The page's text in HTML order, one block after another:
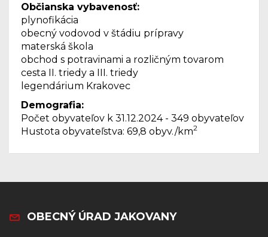
Občianska vybavenosť:
plynofikácia
obecný vodovod v štádiu prípravy
materská škola
obchod s potravinami a rozličným tovarom
cesta II. triedy a III. triedy
legendárium Krakovec
Demografia:
Počet obyvateľov k 31.12.2024 - 349 obyvateľov
Hustota obyvateľstva: 69,8 obyv./km2
OBECNÝ ÚRAD JAKOVANY